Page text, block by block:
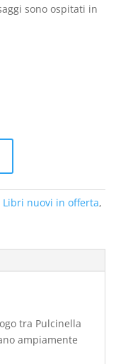
sono ospitati in
Libri nuovi in offerta,
tra Pulcinella
ampiamente